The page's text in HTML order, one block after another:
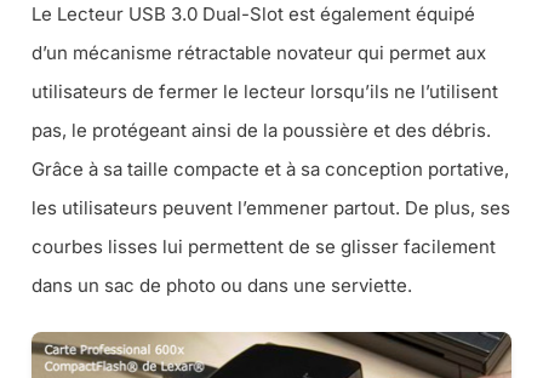
Le Lecteur USB 3.0 Dual-Slot est également équipé
d’un mécanisme rétractable novateur qui permet aux
utilisateurs de fermer le lecteur lorsqu’ils ne l’utilisent
pas, le protégeant ainsi de la poussière et des débris.
Grâce à sa taille compacte et à sa conception portative,
les utilisateurs peuvent l’emmener partout. De plus, ses
courbes lisses lui permettent de se glisser facilement
dans un sac de photo ou dans une serviette.